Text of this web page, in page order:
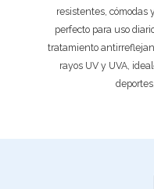
resistentes, cómodas
perfecto para uso
tratamiento
rayos UV y UVA,